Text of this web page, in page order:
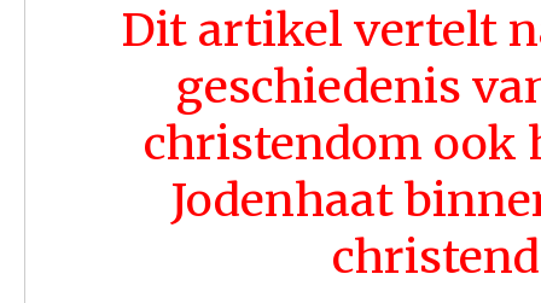
Dit artikel vertelt
geschiedenis
christendom ook
Jodenhaat